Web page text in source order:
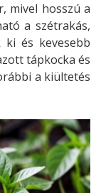
mivel hosszú a
a szétrakás,
és kevesebb
tápkocka és
a kiültetés